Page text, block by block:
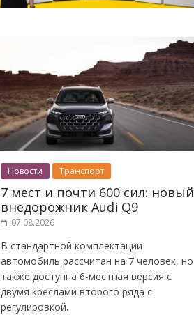
Новости Транспорт
7 мест и почти 600 сил: новый
внедорожник Audi Q9
07.08.2026
В стандартной комплектации
автомобиль рассчитан на 7 человек, но
также доступна 6-местная версия с
двумя креслами второго ряда с
регулировкой.